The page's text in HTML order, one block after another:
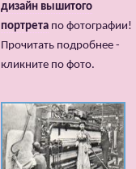
дизайн вышитого
портрета по фотографии!
Прочитать подробнее -
кликните по фото.